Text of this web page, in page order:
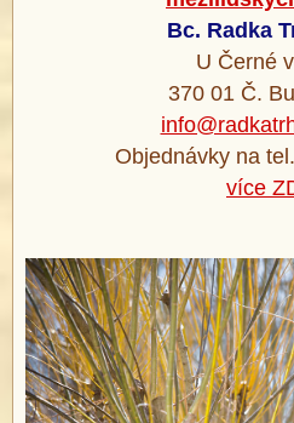
Bc. Radka
U Černé
370 01 Č.
Objednávky na
více